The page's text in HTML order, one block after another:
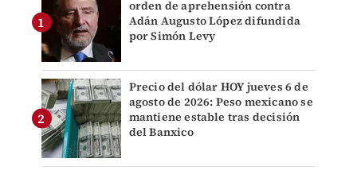
orden de aprehensión contra
Adán Augusto López difundida
por Simón Levy
Precio del dólar HOY jueves 6 de
agosto de 2026: Peso mexicano se
mantiene estable tras decisión
del Banxico